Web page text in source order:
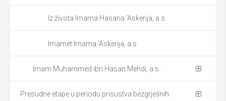
Iz života Imama Hasana ‘Askerija, a.s.
Imamet Imama ‘Askerija, a.s.
Imam Muhammed ibn Hasan Mehdi, a.s.
Presudne etape u periodu prisustva bezgrješnih